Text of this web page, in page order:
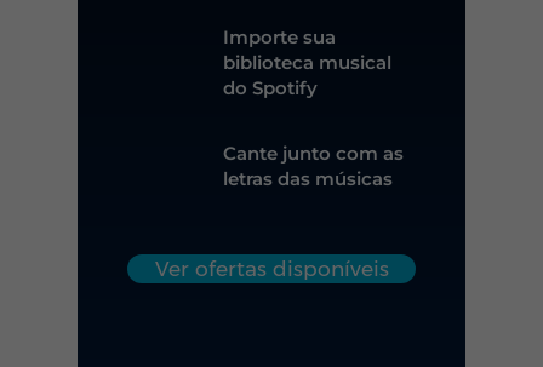
Importe sua
biblioteca musical
do Spotify
Cante junto com as
letras das músicas
Ver ofertas disponíveis